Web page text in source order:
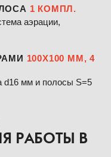
1 КОМПЛ.
аэрации,
100Х100 ММ, 4
d16 мм и полосы S=5
РАБОТЫ В